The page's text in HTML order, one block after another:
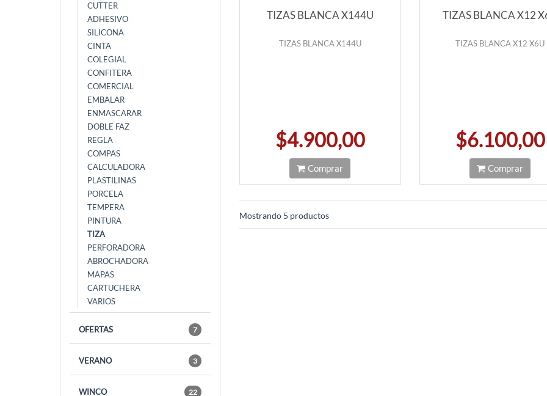
CUTTER
ADHESIVO
SILICONA
CINTA
COLEGIAL
CONFITERA
COMERCIAL
EMBALAR
ENMASCARAR
DOBLE FAZ
REGLA
COMPAS
CALCULADORA
PLASTILINAS
PORCELA
TEMPERA
PINTURA
TIZA
PERFORADORA
ABROCHADORA
MAPAS
CARTUCHERA
VARIOS
7
OFERTAS
3
VERANO
22
WINCO
TIZAS BLANCA X144U
TIZAS BLANCA X144U
$4.900,00
Comprar
TIZAS BLANCA X12
TIZAS BLANCA X12 X6U
$6.100,00
Comprar
Mostrando 5 productos